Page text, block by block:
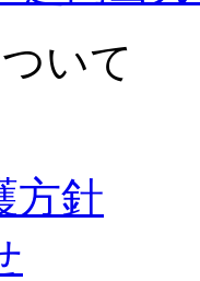
ついて
方針